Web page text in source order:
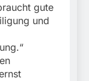
gute
und